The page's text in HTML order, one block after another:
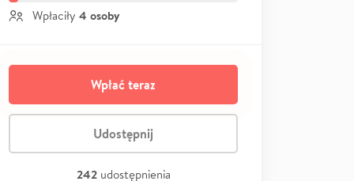
Wpłaciły 4 osoby
Wpłać teraz
Udostępnij
242 udostępnienia